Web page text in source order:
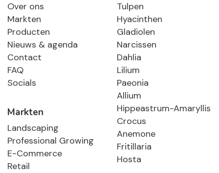
Over ons
Markten
Producten
Nieuws & agenda
Contact
FAQ
Socials
Markten
Landscaping
Professional Growing
E-Commerce
Retail
Tulpen
Hyacinthen
Gladiolen
Narcissen
Dahlia
Lilium
Paeonia
Allium
Hippeastrum-Amaryllis
Crocus
Anemone
Fritillaria
Hosta